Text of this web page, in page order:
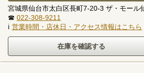
宮城県仙台市太白区長町7-20-3 ザ・モール
☎ 022-308-9211
ℹ 営業時間・店休日・アクセス情報はこちら